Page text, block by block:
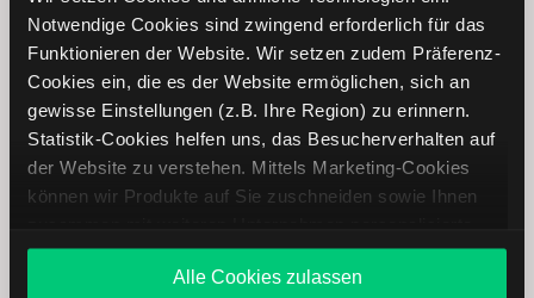
Notwendige Cookies sind zwingend erforderlich für das
Funktionieren der Website. Wir setzen zudem Präferenz-
Cookies ein, die es der Website ermöglichen, sich an
gewisse Einstellungen (z.B. Ihre Region) zu erinnern.
Statistik-Cookies helfen uns, das Besucherverhalten auf
der Website zu verstehen. Mittels Marketing-Cookies
können wir Produkte auf Sie zuschneiden sowie Ihnen
Angebote unterbreiten. Sie entscheiden, welche Cookies
Sie zulassen oder ablehnen. Ihre Entscheidung können
Alle Cookies zulassen
Immer up to date – mit unseren
Newslettern